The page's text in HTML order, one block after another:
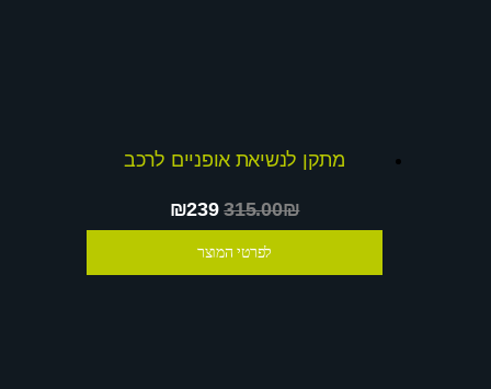
מתקן לנשיאת אופניים לרכב
₪239315.00₪
לפרטי המוצר